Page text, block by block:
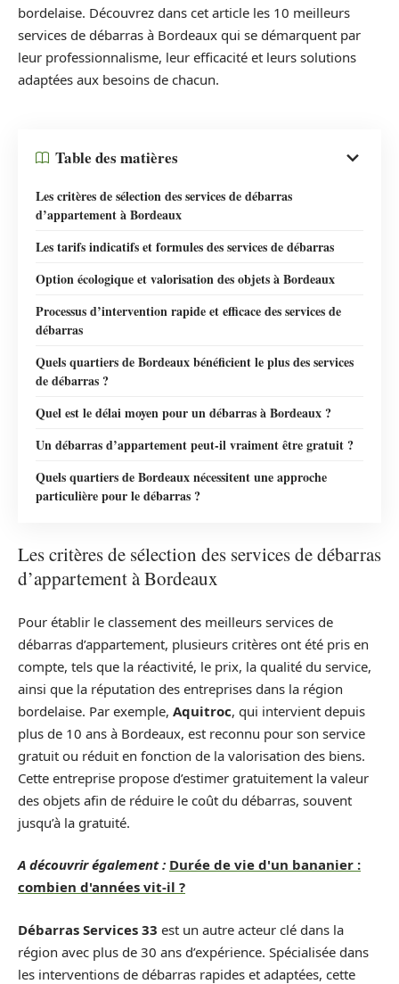
bordelaise. Découvrez dans cet article les 10 meilleurs
services de débarras à Bordeaux qui se démarquent par
leur professionnalisme, leur efficacité et leurs solutions
adaptées aux besoins de chacun.
Table des matières
Les critères de sélection des services de débarras
d’appartement à Bordeaux
Les tarifs indicatifs et formules des services de débarras
Option écologique et valorisation des objets à Bordeaux
Processus d’intervention rapide et efficace des services de
débarras
Quels quartiers de Bordeaux bénéficient le plus des services
de débarras ?
Quel est le délai moyen pour un débarras à Bordeaux ?
Un débarras d’appartement peut-il vraiment être gratuit ?
Quels quartiers de Bordeaux nécessitent une approche
particulière pour le débarras ?
Les critères de sélection des services de débarras
d’appartement à Bordeaux
Pour établir le classement des meilleurs services de
débarras d’appartement, plusieurs critères ont été pris en
compte, tels que la réactivité, le prix, la qualité du service,
ainsi que la réputation des entreprises dans la région
bordelaise. Par exemple, Aquitroc, qui intervient depuis
plus de 10 ans à Bordeaux, est reconnu pour son service
gratuit ou réduit en fonction de la valorisation des biens.
Cette entreprise propose d’estimer gratuitement la valeur
des objets afin de réduire le coût du débarras, souvent
jusqu’à la gratuité.
A découvrir également : Durée de vie d'un bananier :
combien d'années vit-il ?
Débarras Services 33 est un autre acteur clé dans la
région avec plus de 30 ans d’expérience. Spécialisée dans
les interventions de débarras rapides et adaptées, cette